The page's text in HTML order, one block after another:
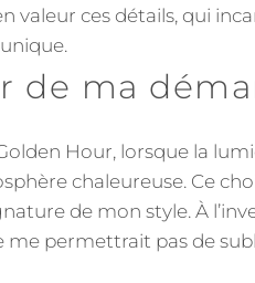
valeur ces détails, qui
de ma
Hour, lorsque la
chaleureuse. Ce
de mon style. À
me permettrait pas de